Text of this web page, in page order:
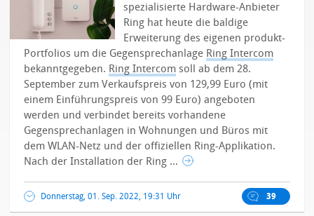
spezialisierte Hardware-Anbieter
Ring hat heute die baldige
Erweiterung des eigenen produkt-
Portfolios um die Gegensprechanlage Ring Intercom
bekanntgegeben. Ring Intercom soll ab dem 28.
September zum Verkaufspreis von 129,99 Euro (mit
einem Einführungspreis von 99 Euro) angeboten
werden und verbindet bereits vorhandene
Gegensprechanlagen in Wohnungen und Büros mit
dem WLAN-Netz und der offiziellen Ring-Applikation.
Nach der Installation der Ring ...
Donnerstag, 01. Sep. 2022, 19:31 Uhr 39